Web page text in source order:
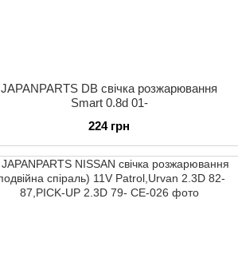
JAPANPARTS DB свічка розжарювання
Smart 0.8d 01-
224 грн